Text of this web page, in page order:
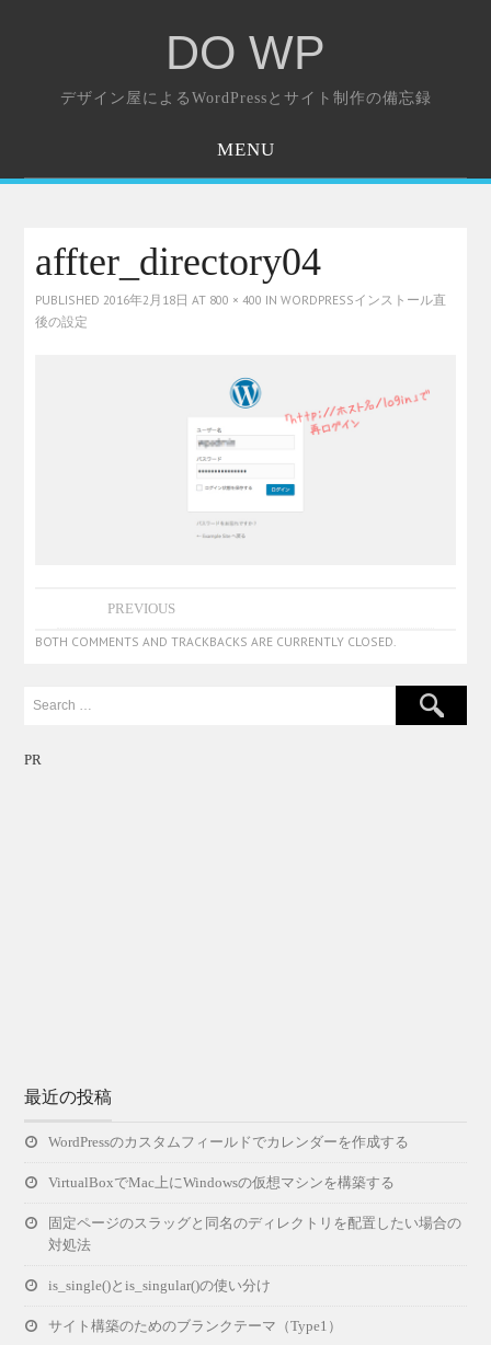
DO WP
デザイン屋によるWordPressとサイト制作の備忘録
MENU
affter_directory04
PUBLISHED2016年2月18日 AT 800 × 400 INWORDPRESSインストール直
後の設定
PREVIOUS
BOTH COMMENTS AND TRACKBACKS ARE CURRENTLY CLOSED.
PR
最近の投稿
WordPressのカスタムフィールドでカレンダーを作成する
VirtualBoxでMac上にWindowsの仮想マシンを構築する
固定ページのスラッグと同名のディレクトリを配置したい場合の
対処法
is_single()とis_singular()の使い分け
サイト構築のためのブランクテーマ（Type1）